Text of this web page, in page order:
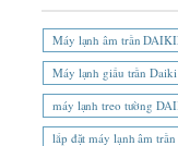
Máy lạnh âm trần
Máy lạnh giấu trần Daiki
máy lạnh treo tường
lắp đặt máy lạnh âm trần